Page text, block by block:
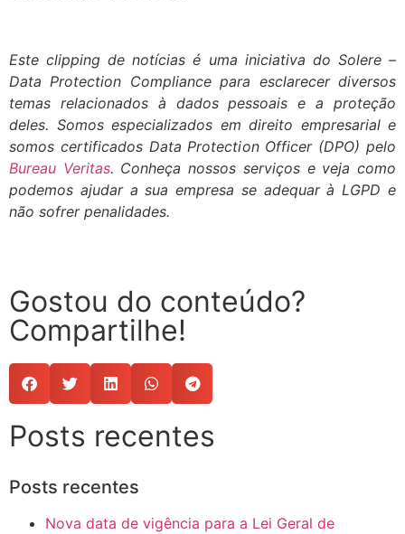
Este clipping de notícias é uma iniciativa do Solere –
Data Protection Compliance para esclarecer diversos
temas relacionados à dados pessoais e a proteção
deles. Somos especializados em direito empresarial e
somos certificados Data Protection Officer (DPO) pelo
Bureau Veritas. Conheça nossos serviçose veja como
podemos ajudar a sua empresa se adequar à LGPD e
não sofrer penalidades.
Gostou do conteúdo?
Compartilhe!
Posts recentes
Posts recentes
Nova data de vigência para a Lei Geral de